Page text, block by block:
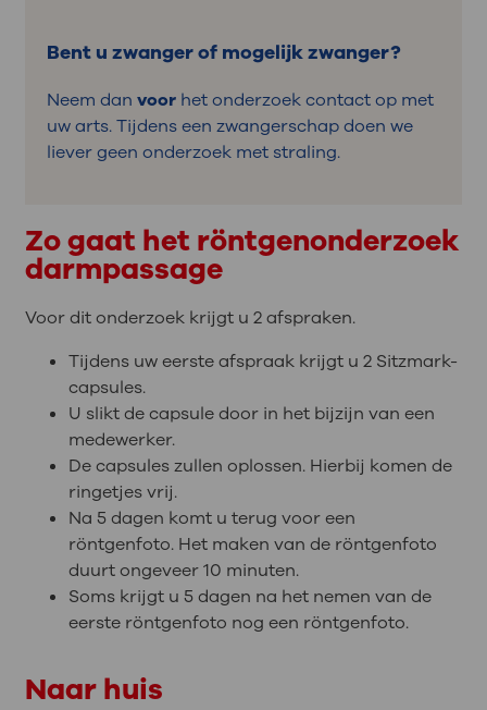
Bent u zwanger of mogelijk zwanger?
Neem dan voorhet onderzoek contact op met
uw arts. Tijdens een zwangerschap doen we
liever geen onderzoek met straling.
Zo gaat het röntgenonderzoek
darmpassage
Voor dit onderzoek krijgt u 2 afspraken.
Tijdens uw eerste afspraak krijgt u 2 Sitzmark-
capsules.
U slikt de capsule door in het bijzijn van een
medewerker.
De capsules zullen oplossen. Hierbij komen de
ringetjes vrij.
Na 5 dagen komt u terug voor een
röntgenfoto. Het maken van de röntgenfoto
duurt ongeveer 10 minuten.
Soms krijgt u 5 dagen na het nemen van de
eerste röntgenfoto nog een röntgenfoto.
Naar huis